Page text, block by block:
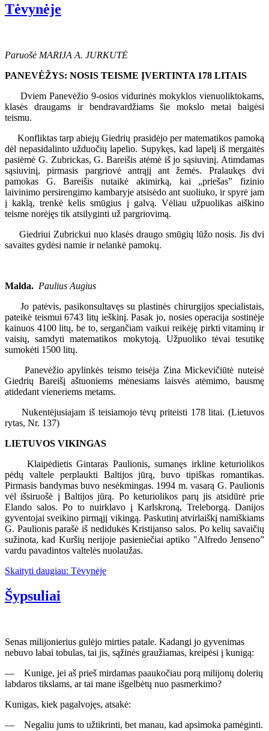
Tėvynėje
Paruošė MARIJA A. JURKUTĖ
PANEVĖŽYS: NOSIS TEISME ĮVERTINTA 178 LITAIS
Dviem Panevėžio 9-osios vidurinės mokyklos vienuoliktokams,
klasės draugams ir bendravardžiams šie mokslo metai baigėsi
teismu.
Konfliktas tarp abiejų Giedrių prasidėjo per matematikos pamoką
dėl nepasidalinto užduočių lapelio. Supykęs, kad lapelį iš mergaitės
pasiėmė G. Zubrickas, G. Bareišis atėmė iš jo sąsiuvinį. Atimdamas
sąsiuvinį, pirmasis pargriovė antrąjį ant žemės. Pralaukęs dvi
pamokas G. Bareišis nutaikė akimirką, kai „priešas” fizinio
laivinimo persirengimo kambaryje atsisėdo ant suoliuko, ir spyrė jam
į kaklą, trenkė kelis smūgius į galvą. Vėliau užpuolikas aiškino
teisme norėjęs tik atsilyginti už pargriovimą.
Giedriui Zubrickui nuo klasės draugo smūgių lūžo nosis. Jis dvi
savaites gydėsi namie ir nelankė pamokų.
Malda. Paulius Augius
Jo patėvis, pasikonsultavęs su plastinės chirurgijos specialistais,
pateikė teismui 6743 litų ieškinį. Pasak jo, nosies operacija sostinėje
kainuos 4100 litų, be to, sergančiam vaikui reikėję pirkti vitaminų ir
vaisių, samdyti matematikos mokytoją. Užpuoliko tėvai tesutikę
sumokėti 1500 litų.
Panevėžio apylinkės teismo teisėja Zina Mickevičiūtė nuteisė
Giedrių Bareišį aštuoniems mėnesiams laisvės atėmimo, bausmę
atidedant vieneriems metams.
Nukentėjusiajam iš teisiamojo tėvų priteisti 178 litai. (Lietuvos
rytas, Nr. 137)
LIETUVOS VIKINGAS
Klaipėdietis Gintaras Paulionis, sumanęs irkline keturiolikos
pėdų valtele perplaukti Baltijos jūrą, buvo tipiškas romantikas.
Pirmasis bandymas buvo nesėkmingas. 1994 m. vasarą G. Paulionis
vėl išsiruošė į Baltijos jūrą. Po keturiolikos parų jis atsidūrė prie
Elando salos. Po to nuirklavo į Karlskroną, Treleborgą. Danijos
gyventojai sveikino pirmąjį vikingą. Paskutinį atvirlaiškį namiškiams
G. Paulionis parašė iš nedidukės Kristijanso salos. Po kelių savaičių
sužinota, kad Kuršių nerijoje pasieniečiai aptiko "Alfredo Jenseno”
vardu pavadintos valtelės nuolaužas.
Skaityti daugiau: Tėvynėje
Šypsuliai
Senas milijonierius gulėjo mirties patale. Kadangi jo gyvenimas
nebuvo labai tobulas, tai jis, sąžinės graužiamas, kreipėsi į kunigą:
— Kunige, jei aš prieš mirdamas paaukočiau porą milijonų dolerių
labdaros tikslams, ar tai mane išgelbėtų nuo pasmerkimo?
Kunigas, kiek pagalvojęs, atsakė:
— Negaliu jums to užtikrinti, bet manau, kad apsimoka pamėginti.